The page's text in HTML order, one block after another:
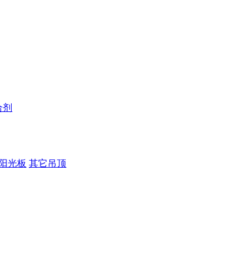
阳光板 其它吊顶